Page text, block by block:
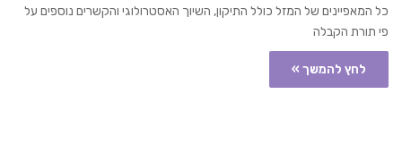
כל המאפיינים של המזל כולל התיקון, השיוך האסטרולוגי והקשרים נוספים על
פי תורת הקבלה
לחץ להמשך »